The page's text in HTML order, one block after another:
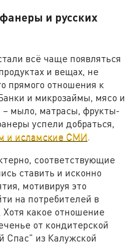
и русских
всё чаще появляться
и вещах, не
прямого отношения к
и микрозаймы, мясо и
мыло, матрасы, фрукты-
успели добраться,
и исламские СМИ.
соответствующие
ставить и исконно
мотивируя это
на потребителей в
Хотя какое отношение
от кондитерской
Спас" из Калужской